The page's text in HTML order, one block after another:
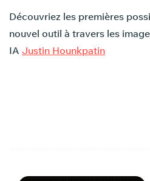
Découvriez les premières
nouvel outil à travers les
IA Justin Hounkpatin